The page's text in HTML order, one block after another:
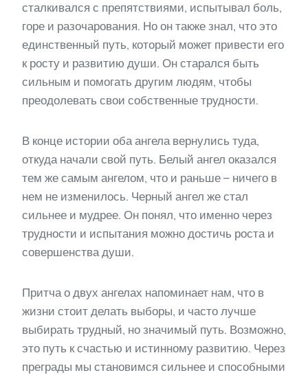
сталкивался с препятствиями, испытывал боль,
горе и разочарования. Но он также знал, что это
единственный путь, который может привести его
к росту и развитию души. Он старался быть
сильным и помогать другим людям, чтобы
преодолевать свои собственные трудности.
В конце истории оба ангела вернулись туда,
откуда начали свой путь. Белый ангел оказался
тем же самым ангелом, что и раньше – ничего в
нем не изменилось. Черный ангел же стал
сильнее и мудрее. Он понял, что именно через
трудности и испытания можно достичь роста и
совершенства души.
Притча о двух ангелах напоминает нам, что в
жизни стоит делать выборы, и часто лучше
выбирать трудный, но значимый путь. Возможно,
это путь к счастью и истинному развитию. Через
преграды мы становимся сильнее и способными